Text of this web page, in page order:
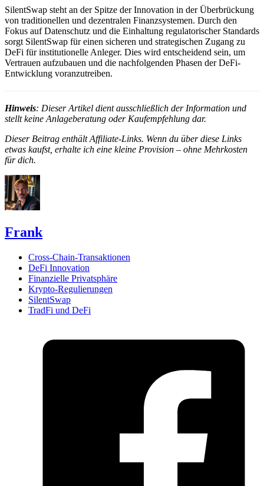
SilentSwap steht an der Spitze der Innovation in der Überbrückung
von traditionellen und dezentralen Finanzsystemen. Durch den
Fokus auf Datenschutz und die Einhaltung regulatorischer Standards
sorgt SilentSwap für einen sicheren und strategischen Zugang zu
DeFi für institutionelle Anleger. Dies wird entscheidend sein, um
Vertrauen aufzubauen und die nachfolgenden Phasen der DeFi-
Entwicklung voranzutreiben.
Hinweis: Dieser Artikel dient ausschließlich der Information und
stellt keine Anlageberatung oder Kaufempfehlung dar.
Dieser Beitrag enthält Affiliate-Links. Wenn du über diese Links
etwas kaufst, erhalte ich eine kleine Provision – ohne Mehrkosten
für dich.
Frank
Cross-Chain-Transaktionen
DeFi Innovation
Finanzielle Privatsphäre
Krypto-Regulierungen
SilentSwap
TradFi und DeFi